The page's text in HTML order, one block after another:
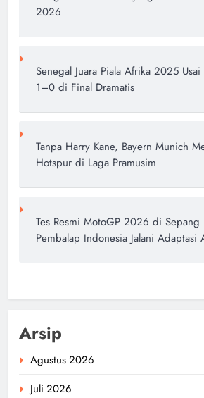
2026
Senegal Juara Piala Afrika 2025 Usai
1–0 di Final Dramatis
Tanpa Harry Kane, Bayern Munich
Hotspur di Laga Pramusim
Tes Resmi MotoGP 2026 di Sepang
Pembalap Indonesia Jalani Adaptasi
Arsip
Agustus 2026
Juli 2026